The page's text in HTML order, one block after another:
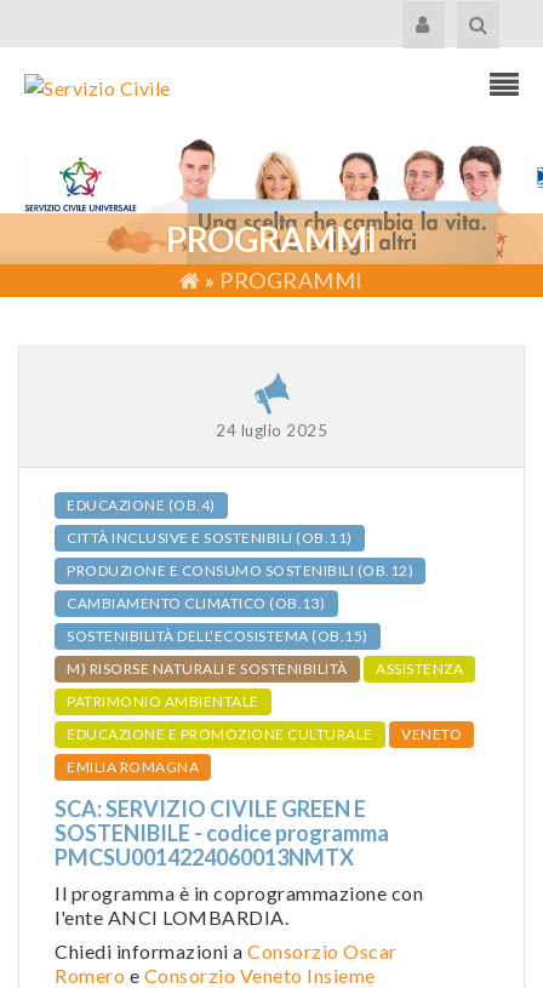
PROGRAMMI
» PROGRAMMI
24 luglio 2025
EDUCAZIONE (OB.4)
CITTÀ INCLUSIVE E SOSTENIBILI (OB.11)
PRODUZIONE E CONSUMO SOSTENIBILI (OB.12)
CAMBIAMENTO CLIMATICO (OB.13)
SOSTENIBILITÀ DELL’ECOSISTEMA (OB.15)
M) RISORSE NATURALI E SOSTENIBILITÀ
ASSISTENZA
PATRIMONIO AMBIENTALE
EDUCAZIONE E PROMOZIONE CULTURALE
VENETO
EMILIA ROMAGNA
SCA: SERVIZIO CIVILE GREEN E
SOSTENIBILE - codice programma
PMCSU0014224060013NMTX
Il programma è in coprogrammazione con
l'ente ANCI LOMBARDIA.
Chiedi informazioni a Consorzio Oscar
Romero e Consorzio Veneto Insieme